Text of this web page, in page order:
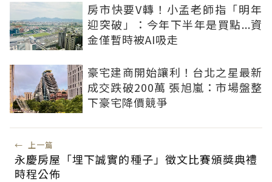
房市快要V轉！小孟老師指「明年
迎突破」：今年下半年是買點...資
金僅暫時被AI吸走
豪宅建商開始讓利！台北之星最新
成交跌破200萬 張旭嵐：市場盤整
下豪宅降價競爭
← 上一篇
永慶房屋「埋下誠實的種子」徵文比賽頒獎典禮
時程公佈